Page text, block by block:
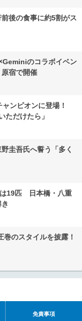
前後の食事に約5割がス
のコラボイベン
原宿で開催
ンピオンに登場！
ただけたら」
圭吾氏へ誓う「多く
19匹 日本橋・八重
のスタイルを披露！
免責事項